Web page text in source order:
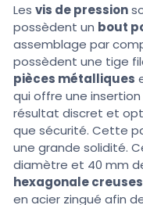
Les vis de pression
possèdent un bout
assemblage par
possèdent une tige
pièces métalliques
qui offre une
résultat discret et
que sécurité. Cette
une grande solidité.
diamètre et 40 mm
hexagonale creuses
en acier zingué afin